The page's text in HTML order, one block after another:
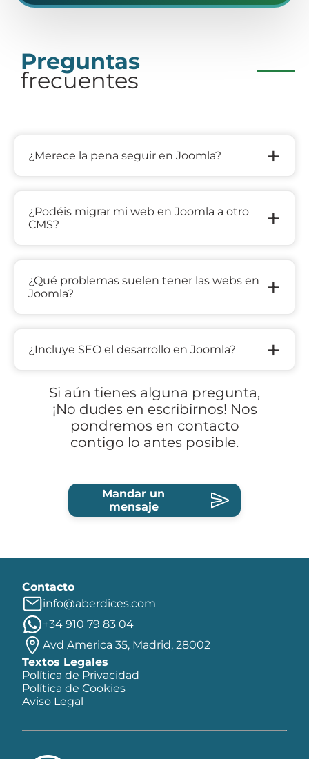
Preguntas
frecuentes
Si aún tienes alguna pregunta,
¡No dudes en escribirnos! Nos
pondremos en contacto
contigo lo antes posible.
Mandar un
mensaje
¿Merece la pena seguir en Joomla? +
¿Podéis migrar mi web en Joomla a otro
CMS?
+
¿Qué problemas suelen tener las webs en
Joomla?
+
¿Incluye SEO el desarrollo en Joomla? +
Contacto
info@aberdices.com
+34 910 79 83 04
Avd America 35, Madrid, 28002
Textos Legales
Política de Privacidad
Política de Cookies
Aviso Legal